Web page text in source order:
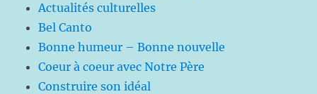
Actualités culturelles
Bel Canto
Bonne humeur – Bonne nouvelle
Coeur à coeur avec Notre Père
Construire son idéal